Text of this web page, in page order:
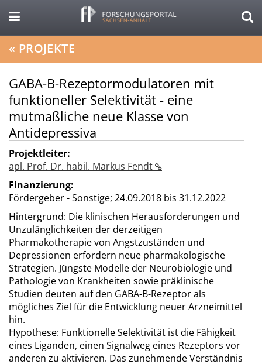
« PROJEKTE
GABA-B-Rezeptormodulatoren mit
funktioneller Selektivität - eine
mutmaßliche neue Klasse von
Antidepressiva
Projektleiter:
apl. Prof. Dr. habil. Markus Fendt
Finanzierung:
Fördergeber - Sonstige; 24.09.2018 bis 31.12.2022
Hintergrund: Die klinischen Herausforderungen und
Unzulänglichkeiten der derzeitigen
Pharmakotherapie von Angstzuständen und
Depressionen erfordern neue pharmakologische
Strategien. Jüngste Modelle der Neurobiologie und
Pathologie von Krankheiten sowie präklinische
Studien deuten auf den GABA-B-Rezeptor als
mögliches Ziel für die Entwicklung neuer Arzneimittel
hin.
Hypothese: Funktionelle Selektivität ist die Fähigkeit
eines Liganden, einen Signalweg eines Rezeptors vor
anderen zu aktivieren. Das zunehmende Verständnis